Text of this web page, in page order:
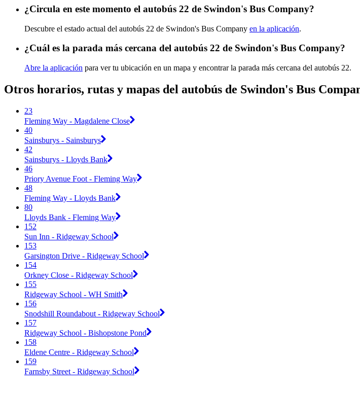
¿Circula en este momento el autobús 22 de Swindon's Bus Company?
Descubre el estado actual del autobús 22 de Swindon's Bus Company en la aplicación.
¿Cuál es la parada más cercana del autobús 22 de Swindon's Bus Company?
Abre la aplicación para ver tu ubicación en un mapa y encontrar la parada más cercana del autobús 22.
Otros horarios, rutas y mapas del autobús de Swindon's Bus
23
Fleming Way - Magdalene Close
40
Sainsburys - Sainsburys
42
Sainsburys - Lloyds Bank
46
Priory Avenue Foot - Fleming Way
48
Fleming Way - Lloyds Bank
80
Lloyds Bank - Fleming Way
152
Sun Inn - Ridgeway School
153
Garsington Drive - Ridgeway School
154
Orkney Close - Ridgeway School
155
Ridgeway School - WH Smith
156
Snodshill Roundabout - Ridgeway School
157
Ridgeway School - Bishopstone Pond
158
Eldene Centre - Ridgeway School
159
Farnsby Street - Ridgeway School